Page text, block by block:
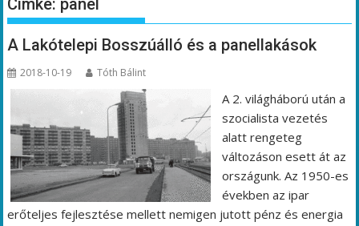
Címke: panel
A Lakótelepi Bosszúálló és a panellakások
2018-10-19 Tóth Bálint
A 2. világháború után a
szocialista vezetés
alatt rengeteg
változáson esett át az
országunk. Az 1950-es
években az ipar
erőteljes fejlesztése mellett nemigen jutott pénz és energia